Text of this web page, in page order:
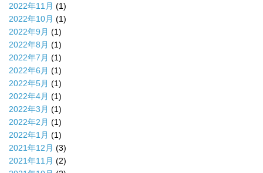
2022年11月 (1)
2022年10月 (1)
2022年9月 (1)
2022年8月 (1)
2022年7月 (1)
2022年6月 (1)
2022年5月 (1)
2022年4月 (1)
2022年3月 (1)
2022年2月 (1)
2022年1月 (1)
2021年12月 (3)
2021年11月 (2)